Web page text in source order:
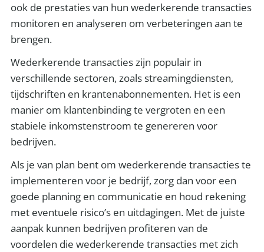
ook de prestaties van hun wederkerende transacties
monitoren en analyseren om verbeteringen aan te
brengen.
Wederkerende transacties zijn populair in
verschillende sectoren, zoals streamingdiensten,
tijdschriften en krantenabonnementen. Het is een
manier om klantenbinding te vergroten en een
stabiele inkomstenstroom te genereren voor
bedrijven.
Als je van plan bent om wederkerende transacties te
implementeren voor je bedrijf, zorg dan voor een
goede planning en communicatie en houd rekening
met eventuele risico’s en uitdagingen. Met de juiste
aanpak kunnen bedrijven profiteren van de
voordelen die wederkerende transacties met zich